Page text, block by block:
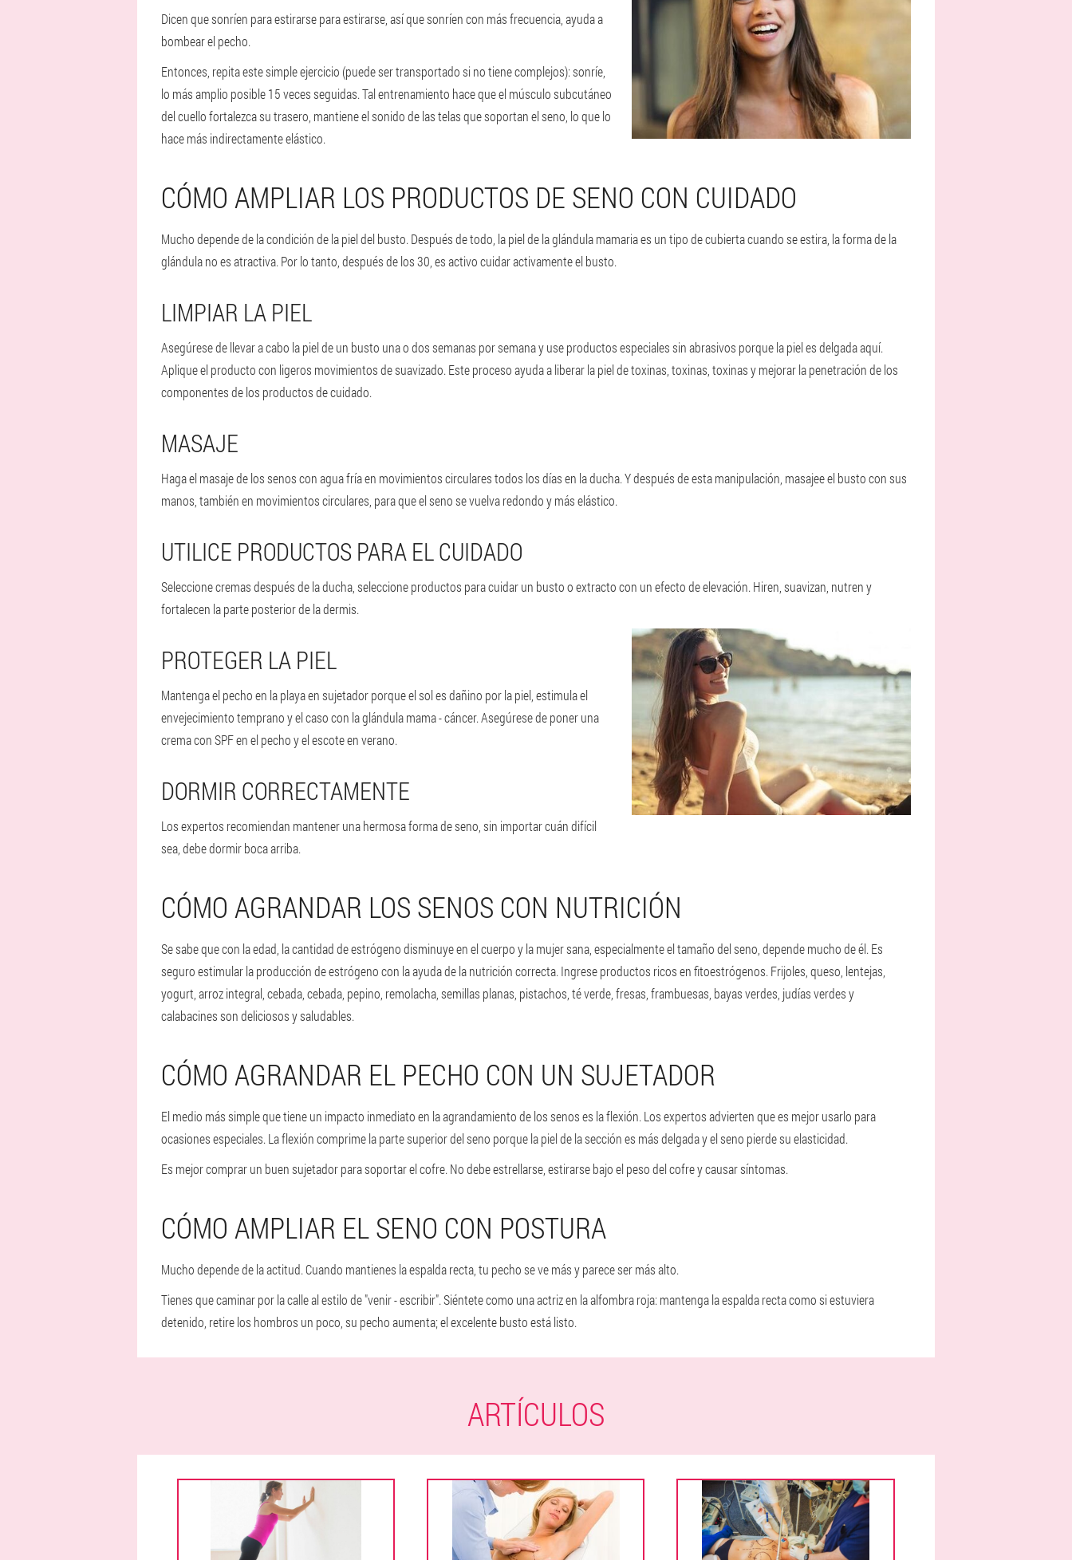
Dicen que sonríen para estirarse para estirarse, así que sonríen con más frecuencia, ayuda a
bombear el pecho.
Entonces, repita este simple ejercicio (puede ser transportado si no tiene complejos): sonríe,
lo más amplio posible 15 veces seguidas. Tal entrenamiento hace que el músculo subcutáneo
del cuello fortalezca su trasero, mantiene el sonido de las telas que soportan el seno, lo que lo
hace más indirectamente elástico.
CÓMO AMPLIAR LOS PRODUCTOS DE SENO CON CUIDADO
Mucho depende de la condición de la piel del busto. Después de todo, la piel de la glándula mamaria es un tipo de cubierta cuando se estira, la forma de la
glándula no es atractiva. Por lo tanto, después de los 30, es activo cuidar activamente el busto.
LIMPIAR LA PIEL
Asegúrese de llevar a cabo la piel de un busto una o dos semanas por semana y use productos especiales sin abrasivos porque la piel es delgada aquí.
Aplique el producto con ligeros movimientos de suavizado. Este proceso ayuda a liberar la piel de toxinas, toxinas, toxinas y mejorar la penetración de los
componentes de los productos de cuidado.
MASAJE
Haga el masaje de los senos con agua fría en movimientos circulares todos los días en la ducha. Y después de esta manipulación, masajee el busto con sus
manos, también en movimientos circulares, para que el seno se vuelva redondo y más elástico.
UTILICE PRODUCTOS PARA EL CUIDADO
Seleccione cremas después de la ducha, seleccione productos para cuidar un busto o extracto con un efecto de elevación. Hiren, suavizan, nutren y
fortalecen la parte posterior de la dermis.
PROTEGER LA PIEL
Mantenga el pecho en la playa en sujetador porque el sol es dañino por la piel, estimula el
envejecimiento temprano y el caso con la glándula mama - cáncer. Asegúrese de poner una
crema con SPF en el pecho y el escote en verano.
DORMIR CORRECTAMENTE
Los expertos recomiendan mantener una hermosa forma de seno, sin importar cuán difícil
sea, debe dormir boca arriba.
CÓMO AGRANDAR LOS SENOS CON NUTRICIÓN
Se sabe que con la edad, la cantidad de estrógeno disminuye en el cuerpo y la mujer sana, especialmente el tamaño del seno, depende mucho de él. Es
seguro estimular la producción de estrógeno con la ayuda de la nutrición correcta. Ingrese productos ricos en fitoestrógenos. Frijoles, queso, lentejas,
yogurt, arroz integral, cebada, cebada, pepino, remolacha, semillas planas, pistachos, té verde, fresas, frambuesas, bayas verdes, judías verdes y
calabacines son deliciosos y saludables.
CÓMO AGRANDAR EL PECHO CON UN SUJETADOR
El medio más simple que tiene un impacto inmediato en la agrandamiento de los senos es la flexión. Los expertos advierten que es mejor usarlo para
ocasiones especiales. La flexión comprime la parte superior del seno porque la piel de la sección es más delgada y el seno pierde su elasticidad.
Es mejor comprar un buen sujetador para soportar el cofre. No debe estrellarse, estirarse bajo el peso del cofre y causar síntomas.
CÓMO AMPLIAR EL SENO CON POSTURA
Mucho depende de la actitud. Cuando mantienes la espalda recta, tu pecho se ve más y parece ser más alto.
Tienes que caminar por la calle al estilo de "venir - escribir". Siéntete como una actriz en la alfombra roja: mantenga la espalda recta como si estuviera
detenido, retire los hombros un poco, su pecho aumenta; el excelente busto está listo.
ARTÍCULOS